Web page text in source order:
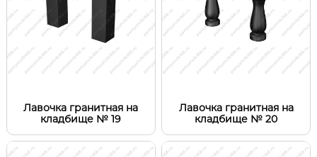
Лавочка гранитная на
кладбище № 19
Лавочка гранитная на
кладбище № 20